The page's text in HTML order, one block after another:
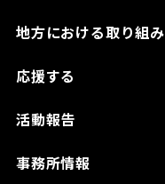
地方における取り組み
応援する
活動報告
事務所情報